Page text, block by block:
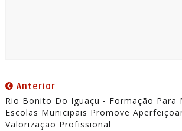
Anterior
Rio Bonito Do Iguaçu - Formação Para
Escolas Municipais Promove
Valorização Profissional